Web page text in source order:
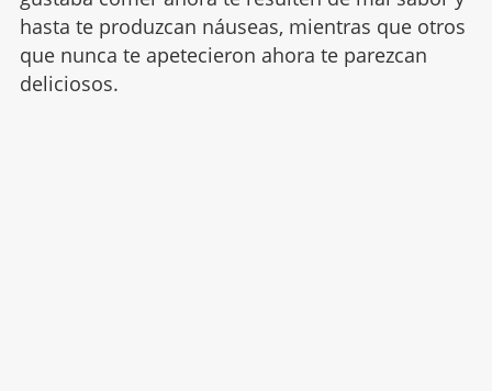
hasta te produzcan náuseas, mientras que otros
que nunca te apetecieron ahora te parezcan
deliciosos.